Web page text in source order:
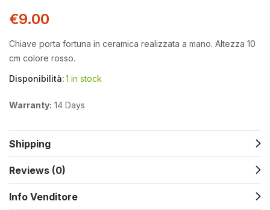
€9.00
Chiave porta fortuna in ceramica realizzata a mano. Altezza 10
cm colore rosso.
Disponibilità:1 in stock
Warranty: 14 Days
Shipping
Reviews (0)
Info Venditore